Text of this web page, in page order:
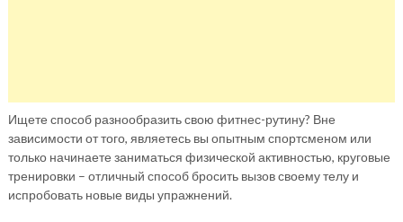
Ищете способ разнообразить свою фитнес-рутину? Вне
зависимости от того, являетесь вы опытным спортсменом или
только начинаете заниматься физической активностью, круговые
тренировки – отличный способ бросить вызов своему телу и
испробовать новые виды упражнений.